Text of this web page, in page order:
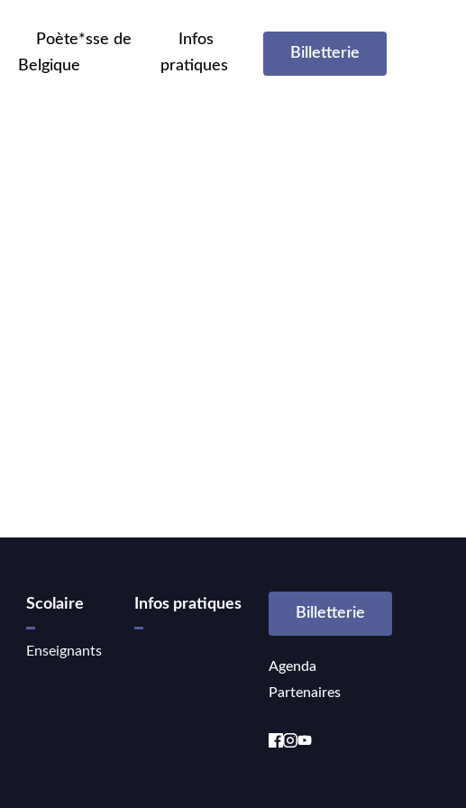
Poète*sse de
Belgique
Infos
pratiques
Billetterie
Scolaire
Enseignants
Infos pratiques
Billetterie
Agenda
Partenaires